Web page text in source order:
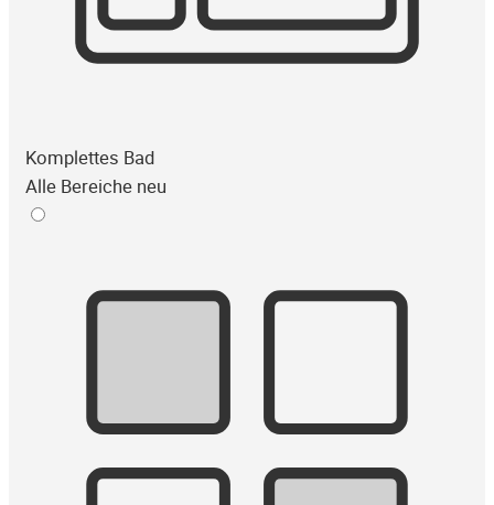
Komplettes Bad
Alle Bereiche neu